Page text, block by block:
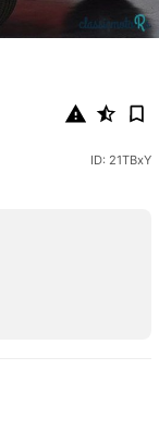
ID: 21TBxY